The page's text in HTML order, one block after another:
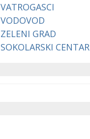
VATROGASCI
VODOVOD
ZELENI GRAD
SOKOLARSKI CENTAR